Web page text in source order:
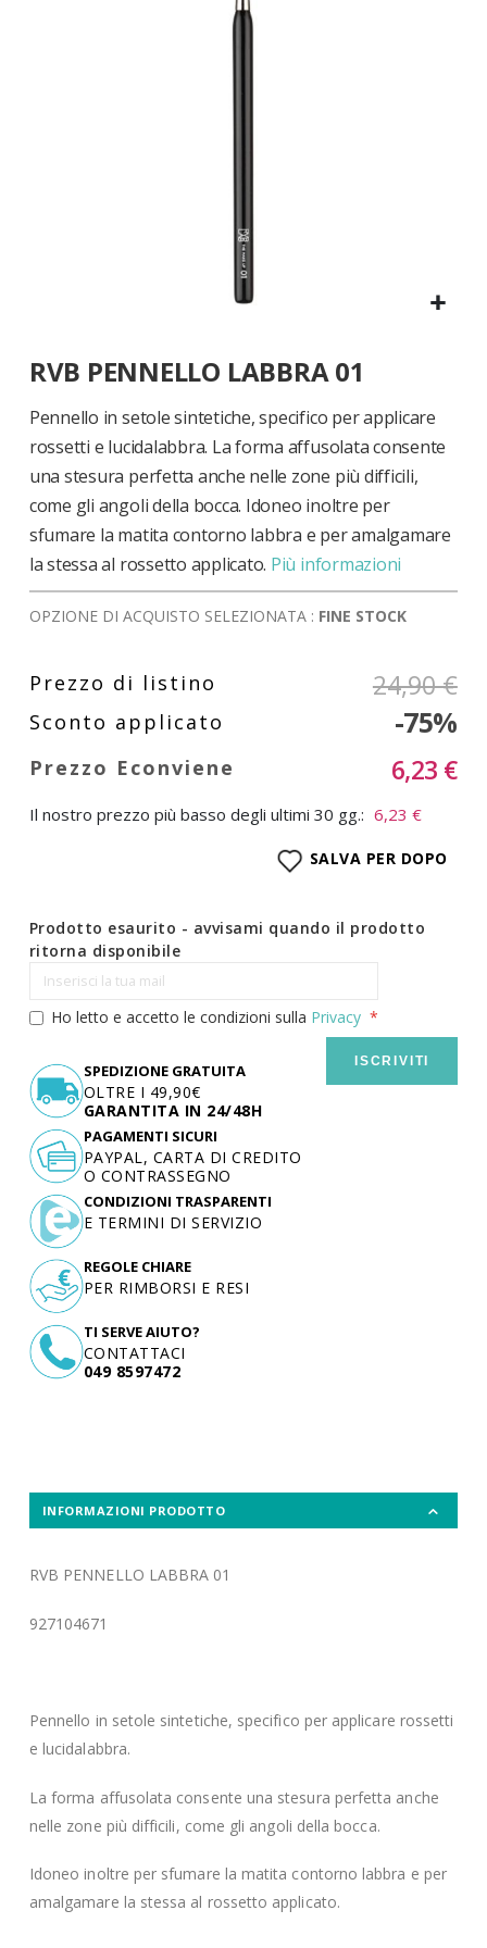
all'inizio
galleria
immagini
RVB PENNELLO LABBRA 01
Pennello in setole sintetiche, specifico per applicare
rossetti e lucidalabbra. La forma affusolata consente
una stesura perfetta anche nelle zone più difficili,
come gli angoli della bocca. Idoneo inoltre per
sfumare la matita contorno labbra e per amalgamare
la stessa al rossetto applicato. Più informazioni
OPZIONE DI ACQUISTO SELEZIONATA : FINE STOCK
24,90 €
-75%
6,23 €
Il nostro prezzo più basso degli ultimi 30 gg.: 6,23 €
SALVA PER DOPO
Prodotto esaurito - avvisami quando il prodotto
ritorna disponibile
Ho letto e accetto le condizioni sulla Privacy
ISCRIVITI
SPEDIZIONE GRATUITA
OLTRE I 49,90€
GARANTITA IN 24/48H
TI SERVE AIUTO?
CONTATTACI
049 8597472
PAGAMENTI SICURI
PAYPAL, CARTA DI CREDITO
O CONTRASSEGNO
CONDIZIONI TRASPARENTI
E TERMINI DI SERVIZIO
REGOLE CHIARE
PER RIMBORSI E RESI
INFORMAZIONI PRODOTTO
RVB PENNELLO LABBRA 01
927104671
Pennello in setole sintetiche, specifico per applicare rossetti
e lucidalabbra.
La forma affusolata consente una stesura perfetta anche
nelle zone più difficili, come gli angoli della bocca.
Idoneo inoltre per sfumare la matita contorno labbra e per
amalgamare la stessa al rossetto applicato.